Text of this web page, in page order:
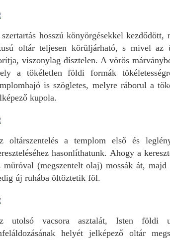
hosszú könyörgésekkel
oltár teljesen körüljárható, s mivel az
viszonylag dísztelen. A vörös
a tökéletlen földi formák
is szögletes, melyre ráborul a
kupola.
oltárszentelés a templom első és
hasonlíthatunk. Ahogy a
müróval (megszentelt olaj) mossák át,
új ruhába öltöztetik föl.
utolsó vacsora asztalát, Isten földi
helyét jelképező oltár